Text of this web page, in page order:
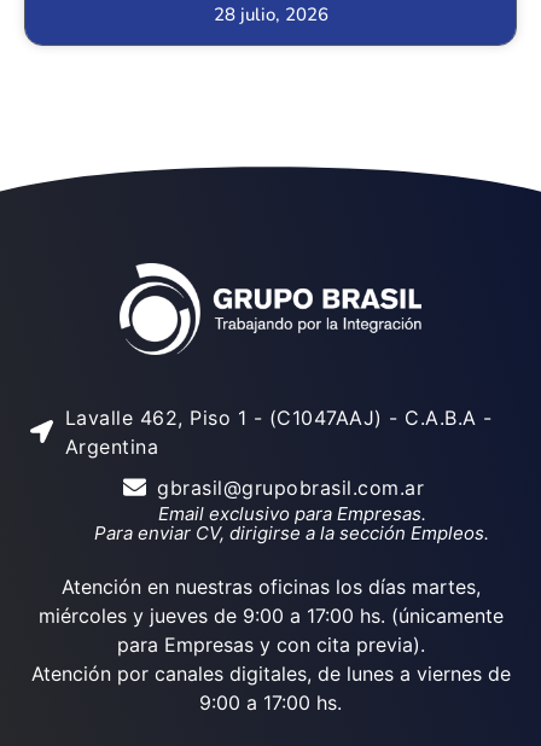
28 julio, 2026
Lavalle 462, Piso 1 - (C1047AAJ) - C.A.B.A -
Argentina
gbrasil@grupobrasil.com.ar
Email exclusivo para Empresas.
Para enviar CV, dirigirse a la sección Empleos.
Atención en nuestras oficinas los días martes,
miércoles y jueves de 9:00 a 17:00 hs. (únicamente
para Empresas y con cita previa).
Atención por canales digitales, de lunes a viernes de
9:00 a 17:00 hs.